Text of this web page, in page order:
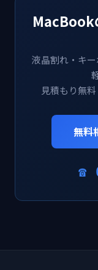
MacBook
液晶割れ・キ
見積もり無
無料
☎